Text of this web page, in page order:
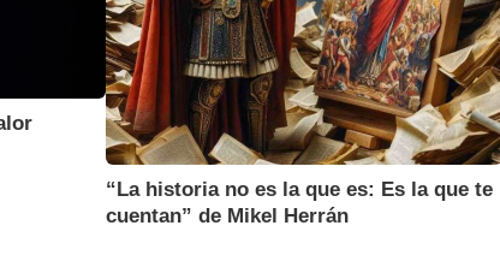
“La historia no es la que es: Es la que te
cuentan” de Mikel Herrán